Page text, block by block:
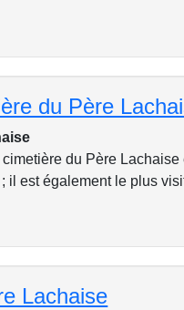
du Père Lachaise
il est également le plus
Lachaise